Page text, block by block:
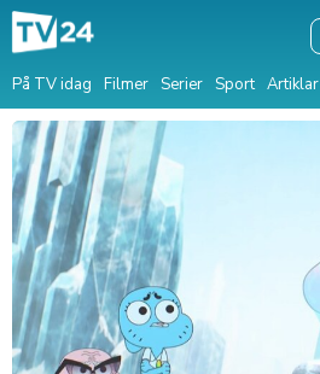
På TV idag Filmer Serier Sport Artiklar